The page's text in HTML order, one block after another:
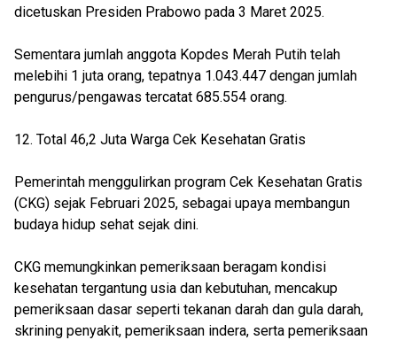
dicetuskan Presiden Prabowo pada 3 Maret 2025.
Sementara jumlah anggota Kopdes Merah Putih telah
melebihi 1 juta orang, tepatnya 1.043.447 dengan jumlah
pengurus/pengawas tercatat 685.554 orang.
12. Total 46,2 Juta Warga Cek Kesehatan Gratis
Pemerintah menggulirkan program Cek Kesehatan Gratis
(CKG) sejak Februari 2025, sebagai upaya membangun
budaya hidup sehat sejak dini.
CKG memungkinkan pemeriksaan beragam kondisi
kesehatan tergantung usia dan kebutuhan, mencakup
pemeriksaan dasar seperti tekanan darah dan gula darah,
skrining penyakit, pemeriksaan indera, serta pemeriksaan